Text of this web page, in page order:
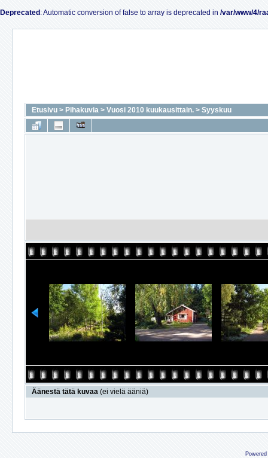
Deprecated : Automatic conversion of false to array is deprecated in /var/www/4/
Etusivu > Pihakuvia > Vuosi 2010 kuukausittain. > Syyskuu
Äänestä tätä kuvaa (ei vielä ääniä)